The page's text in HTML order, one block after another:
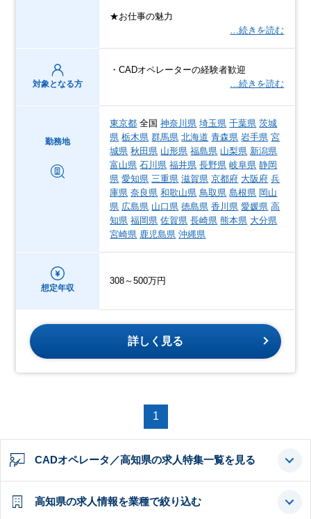
★お仕事の魅力
…続きを読む
対象となる方
・CADオペレーターの経験者歓迎
…続きを読む
勤務地
東京都 全国神奈川県 埼玉県 千葉県 茨城
県 栃木県 群馬県 北海道 青森県 岩手県 宮
城県 秋田県 山形県 福島県 山梨県 新潟県
富山県 石川県 福井県 長野県 岐阜県 静岡
県 愛知県 三重県 滋賀県 京都府 大阪府 兵
庫県 奈良県 和歌山県 鳥取県 島根県 岡山
県 広島県 山口県 徳島県 香川県 愛媛県 高
知県 福岡県 佐賀県 長崎県 熊本県 大分県
宮崎県 鹿児島県 沖縄県
想定年収
308～500万円
詳しく見る
1
CADオペレータ／高知県の求人特集一覧を見る
高知県の求人情報を業種で絞り込む